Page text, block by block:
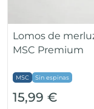
1,49 €